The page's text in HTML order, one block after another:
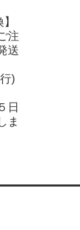
注
送
)
日
ま